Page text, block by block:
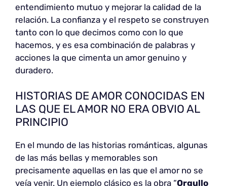
entendimiento mutuo y mejorar la calidad de la
relación. La confianza y el respeto se construyen
tanto con lo que decimos como con lo que
hacemos, y es esa combinación de palabras y
acciones la que cimenta un amor genuino y
duradero.
HISTORIAS DE AMOR CONOCIDAS EN
LAS QUE EL AMOR NO ERA OBVIO AL
PRINCIPIO
En el mundo de las historias románticas, algunas
de las más bellas y memorables son
precisamente aquellas en las que el amor no se
veía venir. Un ejemplo clásico es la obra “Orgullo